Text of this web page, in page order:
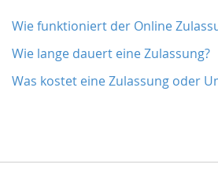
Wie funktioniert der Online
Wie lange dauert eine Zulassung?
Was kostet eine Zulassung oder